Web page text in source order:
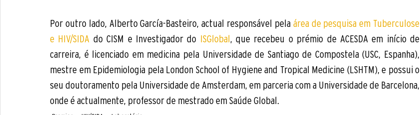
Por outro lado, Alberto García-Basteiro, actual responsável pela área de pesquisa em Tuberculose
e HIV/SIDA do CISM e Investigador do ISGlobal, que recebeu o prémio de ACESDA em início de
carreira, é licenciado em medicina pela Universidade de Santiago de Compostela (USC, Espanha),
mestre em Epidemiologia pela London School of Hygiene and Tropical Medicine (LSHTM), e possui o
seu doutoramento pela Universidade de Amsterdam, em parceria com a Universidade de Barcelona,
onde é actualmente, professor de mestrado em Saúde Global.